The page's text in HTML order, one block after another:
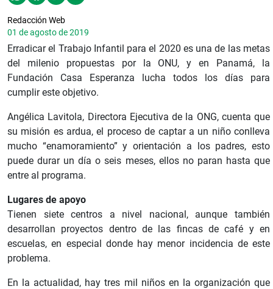
Redacción Web
01 de agosto de 2019
Erradicar el Trabajo Infantil para el 2020 es una de las metas
del milenio propuestas por la ONU, y en Panamá, la
Fundación Casa Esperanza lucha todos los días para
cumplir este objetivo.
Angélica Lavitola, Directora Ejecutiva de la ONG, cuenta que
su misión es ardua, el proceso de captar a un niño conlleva
mucho “enamoramiento” y orientación a los padres, esto
puede durar un día o seis meses, ellos no paran hasta que
entre al programa.
Lugares de apoyo
Tienen siete centros a nivel nacional, aunque también
desarrollan proyectos dentro de las fincas de café y en
escuelas, en especial donde hay menor incidencia de este
problema.
En la actualidad, hay tres mil niños en la organización que